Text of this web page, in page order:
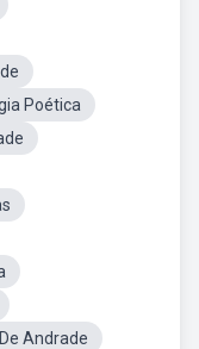
Poética
Andrade